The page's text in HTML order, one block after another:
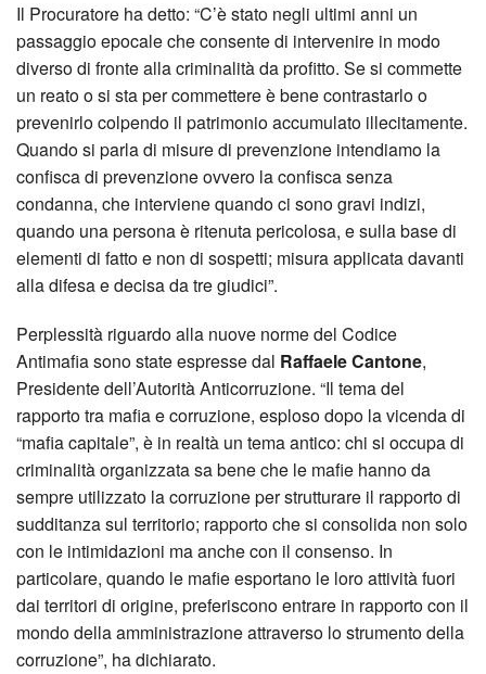
Il Procuratore ha detto: “C’è stato negli ultimi anni un
passaggio epocale che consente di intervenire in modo
diverso di fronte alla criminalità da profitto. Se si commette
un reato o si sta per commettere è bene contrastarlo o
prevenirlo colpendo il patrimonio accumulato illecitamente.
Quando si parla di misure di prevenzione intendiamo la
confisca di prevenzione ovvero la confisca senza
condanna, che interviene quando ci sono gravi indizi,
quando una persona è ritenuta pericolosa, e sulla base di
elementi di fatto e non di sospetti; misura applicata davanti
alla difesa e decisa da tre giudici”.
Perplessità riguardo alla nuove norme del Codice
Antimafia sono state espresse dal Raffaele Cantone,
Presidente dell’Autorità Anticorruzione. “Il tema del
rapporto tra mafia e corruzione, esploso dopo la vicenda di
“mafia capitale”, è in realtà un tema antico: chi si occupa di
criminalità organizzata sa bene che le mafie hanno da
sempre utilizzato la corruzione per strutturare il rapporto di
sudditanza sul territorio; rapporto che si consolida non solo
con le intimidazioni ma anche con il consenso. In
particolare, quando le mafie esportano le loro attività fuori
dai territori di origine, preferiscono entrare in rapporto con il
mondo della amministrazione attraverso lo strumento della
corruzione”, ha dichiarato.